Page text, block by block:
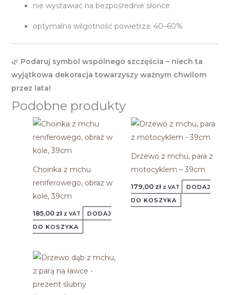
nie wystawiać na bezpośrednie słońce
optymalna wilgotność powietrza: 40–60%
🌿 Podaruj symbol wspólnego szczęścia – niech ta
wyjątkowa dekoracja towarzyszy ważnym chwilom
przez lata!
Podobne produkty
Choinka z mchu
reniferowego, obraz w
kole, 39cm
185,00 zł z VAT
DODAJ
DO KOSZYKA
Drzewo z mchu, para z
motocyklem – 39cm
179,00 zł z VAT
DODAJ
DO KOSZYKA
Zakres
cen:
Ten